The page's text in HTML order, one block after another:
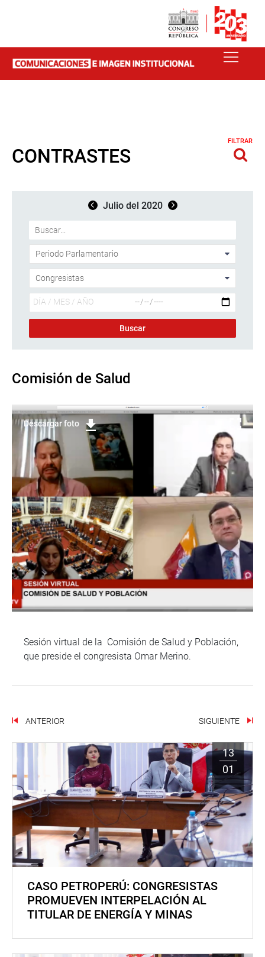
CONTRASTES
FILTRAR
Julio del 2020
Comisión de Salud
Descargar foto
Sesión virtual de la Comisión de Salud y Población,
que preside el congresista Omar Merino.
ANTERIOR SIGUIENTE
13
01
CASO PETROPERÚ: CONGRESISTAS
PROMUEVEN INTERPELACIÓN AL
TITULAR DE ENERGÍA Y MINAS